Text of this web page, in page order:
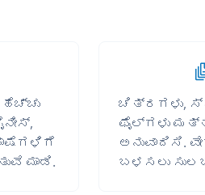
ಹೆಚ್ಚು
ಮಾಡಿ.
ಚಿತ್ರಗಳು,
ಫೈಲ್‌ಗಳು
ಅನುವಾದಿಸಿ.
ಬಳಸಲು